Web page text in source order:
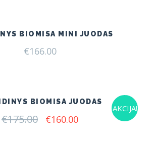
BIOMISA MINI JUODAS
€166.00
AKCIJA!
BIOMISA JUODAS
€175.00 Original
€160.00Current